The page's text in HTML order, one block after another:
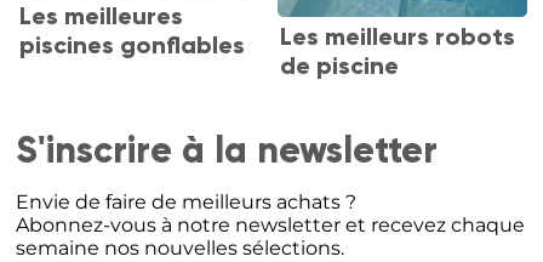
Les meilleures
piscines gonflables
Les meilleurs robots
de piscine
S'inscrire à la newsletter
Envie de faire de meilleurs achats ?
Abonnez-vous à notre newsletter et recevez chaque
semaine nos nouvelles sélections.